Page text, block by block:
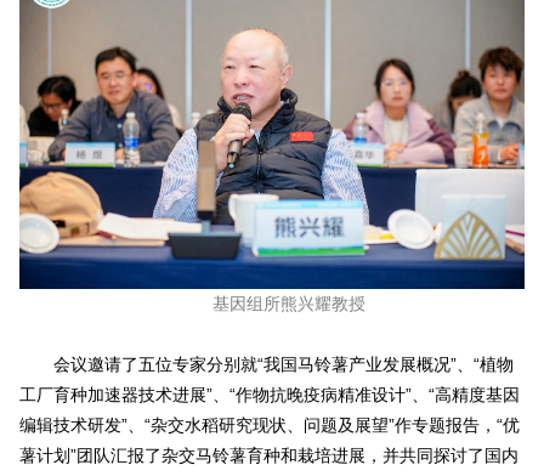
基因组所熊兴耀教授
会议邀请了五位专家分别就“我国马铃薯产业发展概况”、“植物
工厂育种加速器技术进展”、“作物抗晚疫病精准设计”、“高精度基因
编辑技术研发”、“杂交水稻研究现状、问题及展望”作专题报告，“优
薯计划”团队汇报了杂交马铃薯育种和栽培进展，并共同探讨了国内